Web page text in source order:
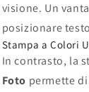
visione. Un
posizionare
Stampa a Colori
In contrasto, la
Foto permette